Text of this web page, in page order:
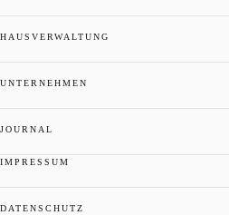
HAUSVERWALTUNG
UNTERNEHMEN
JOURNAL
IMPRESSUM
DATENSCHUTZ